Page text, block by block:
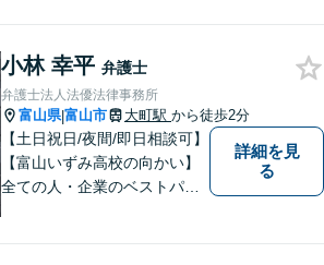
小林 幸平 弁護士
弁護士法人法優法律事務所
富山県|富山市 大町駅 から徒歩2分
【土日祝日/夜間/即日相談可】
【富山いずみ高校の向かい】
全ての人・企業のベストパー
詳細を見
る